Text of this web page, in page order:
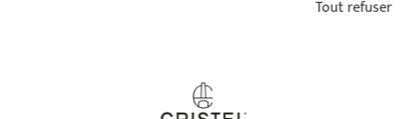
* Dimensions de la partie supérieure de l’article, de bord intérieur à bord intérieur
VOUS AIMEREZ ÉGALEMENT
Tout refuser